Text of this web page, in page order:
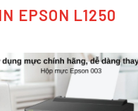
EPSON L1250